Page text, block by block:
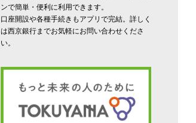
ンで簡単・便利に利用できます。
口座開設や各種手続きもアプリで完結。詳しく
は西京銀行までお気軽にお問い合わせくださ
い。